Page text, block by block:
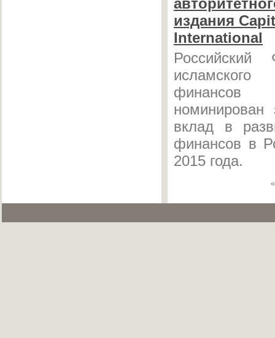
издания
International
Российский
финансов
вклад в
финансов в
2015 года.
«